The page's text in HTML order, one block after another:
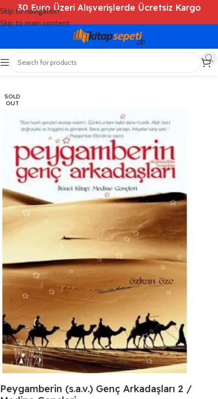
Skip to navigation
Skip to main content
30 Euro Üzeri Alışverişlerde Ücretsiz Kargo
Ana Sayfa Shop
SOLD
OUT
Peygamberin (s.a.v.) Genç Arkadaşları 2 /